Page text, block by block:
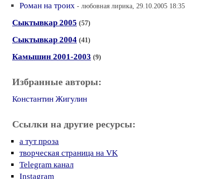
Роман на троих - любовная лирика, 29.10.2005 18:35
Сыктывкар 2005 (57)
Сыктывкар 2004 (41)
Камышин 2001-2003 (9)
Избранные авторы:
Константин Жигулин
Ссылки на другие ресурсы:
а тут проза
творческая страница на VK
Telegram канал
Instagram